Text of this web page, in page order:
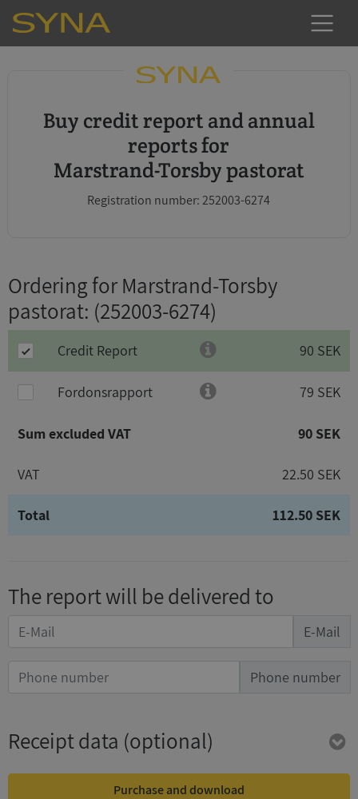
Buy credit report and annual
reports for
Marstrand-Torsby pastorat
Registration number: 252003-6274
Ordering for Marstrand-Torsby
pastorat: (252003-6274)
Credit Report 90 SEK
Fordonsrapport 79 SEK
Sum excluded VAT 90 SEK
VAT 22.50 SEK
Total 112.50 SEK
The report will be delivered to
E-Mail
Phone number
Receipt data (optional)
Purchase and download